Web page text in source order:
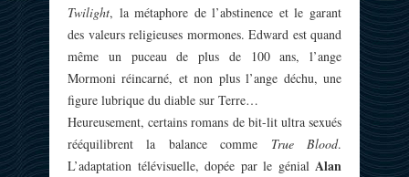
Twilight, la métaphore de l’abstinence et le garant
des valeurs religieuses mormones. Edward est quand
même un puceau de plus de 100 ans, l’ange
Mormoni réincarné, et non plus l’ange déchu, une
figure lubrique du diable sur Terre…
Heureusement, certains romans de bit-lit ultra sexués
rééquilibrent la balance comme True Blood.
L’adaptation télévisuelle, dopée par le génial Alan